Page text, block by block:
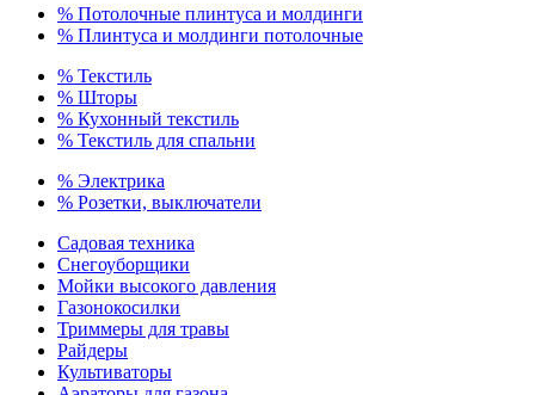
% Потолочные плинтуса и молдинги
% Плинтуса и молдинги потолочные
% Текстиль
% Шторы
% Кухонный текстиль
% Текстиль для спальни
% Электрика
% Розетки, выключатели
Садовая техника
Снегоуборщики
Мойки высокого давления
Газонокосилки
Триммеры для травы
Райдеры
Культиваторы